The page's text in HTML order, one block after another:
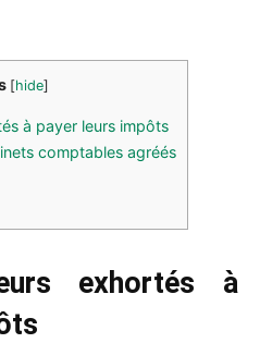
[hide]
à payer leurs impôts
comptables agréés
exhortés à